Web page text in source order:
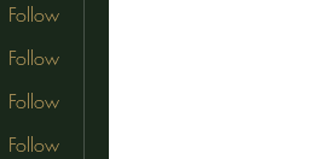
Follow
Follow
Follow
Follow